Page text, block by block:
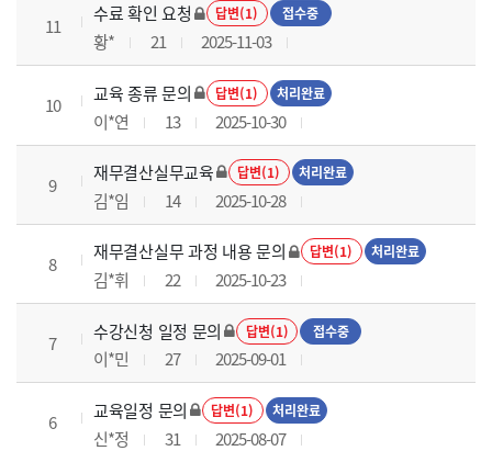
11
수료 확인 요청 답변(1) 접수중
황* 21 2025-11-03
10
교육 종류 문의 답변(1) 처리완료
이*연 13 2025-10-30
9
재무결산실무교육 답변(1) 처리완료
김*임 14 2025-10-28
8
재무결산실무 과정 내용 문의 답변(1) 처리완료
김*휘 22 2025-10-23
7
수강신청 일정 문의 답변(1) 접수중
이*민 27 2025-09-01
6
교육일정 문의 답변(1) 처리완료
신*정 31 2025-08-07